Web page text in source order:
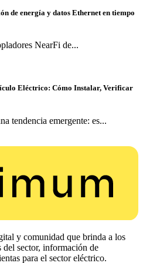
de energía y datos Ethernet en tiempo
NearFi de...
Eléctrico: Cómo Instalar, Verificar
tendencia emergente: es...
y comunidad que brinda a los
del sector, información de
para el sector eléctrico.